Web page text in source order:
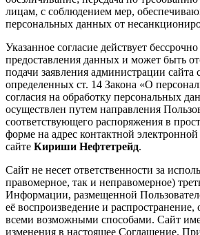
лицам, с соблюдением мер,
персональных данных от
Указанное согласие действует
предоставления данных и может быть
подачи заявления администрации сайта
определенных ст. 14 Закона «О
согласия на обработку персональных
осуществлен путем направления
соответствующего распоряжения в
форме на адрес контактной
сайте Кириши Нефтетрейд.
Сайт не несет ответственности за
правомерное, так и неправомерное)
Информации, размещенной
её воспроизведение и
всеми возможными способами. Сайт
изменения в настоящее Соглашение.